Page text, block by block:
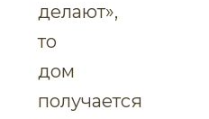
делают»,
то
дом
получается